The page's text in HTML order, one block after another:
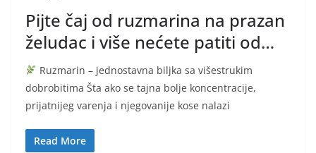
Pijte čaj od ruzmarina na prazan
želudac i više nećete patiti od…
Ruzmarin – jednostavna biljka sa višestrukim
dobrobitima Šta ako se tajna bolje koncentracije,
prijatnijeg varenja i njegovanije kose nalazi
Read More